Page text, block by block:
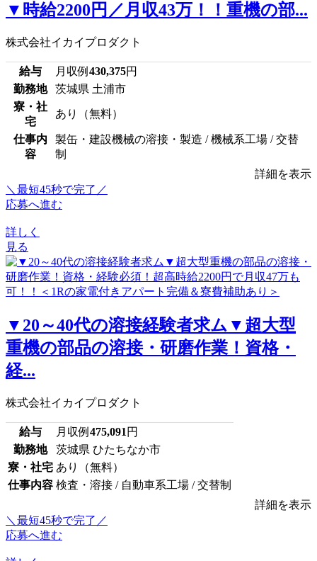
▼時給2200円／月収43万！！重機の部...
株式会社イカイプロダクト
給与 月収例 430,375円
勤務地
茨城県 土浦市
寮・社
宅
あり（無料）
仕事内
容
製缶・建設機械の溶接・製造 / 機械系工場 / 交替
制
詳細を表示
＼最短45秒で完了／
応募へ進む
詳しく
見る
▼20～40代の溶接経験者求ム▼超大型
重機の部品の溶接・研磨作業！資格・
経...
株式会社イカイプロダクト
給与 月収例 475,091 円
勤務地
茨城県 ひたちなか市
寮・社宅 あり（無料）
仕事内容 検査・溶接 / 自動車系工場 / 交替制
詳細を表示
＼最短45秒で完了／
応募へ進む